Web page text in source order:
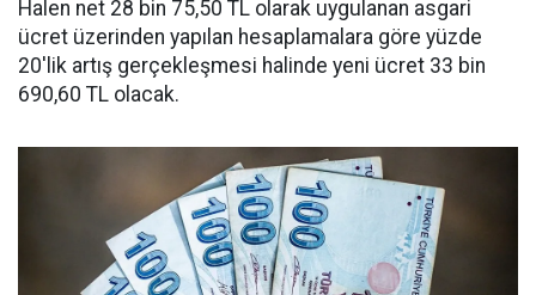
Halen net 28 bin 75,50 TL olarak uygulanan asgari
ücret üzerinden yapılan hesaplamalara göre yüzde
20'lik artış gerçekleşmesi halinde yeni ücret 33 bin
690,60 TL olacak.